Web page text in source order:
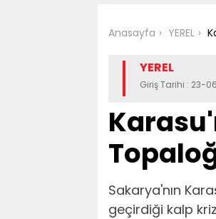
Anasayfa YEREL
YEREL
Giriş Tarihi : 23-
Sakarya'nın
geçirdiği kalp